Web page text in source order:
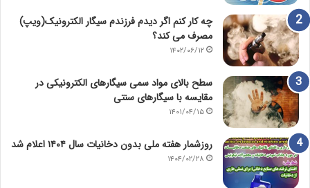
چه کار کنم اگر دیدم فرزندم سیگار الکترونیک(ویپ)
مصرف می کند؟
۱۴۰۲/۰۶/۱۲
سطح بالای مواد سمی سیگارهای الکترونیکی در
مقایسه با سیگارهای سنتی
۱۴۰۱/۰۴/۱۵
روزشمار هفته ملی بدون دخانیات سال ۱۴۰۴ اعلام شد
۱۴۰۴/۰۲/۲۸